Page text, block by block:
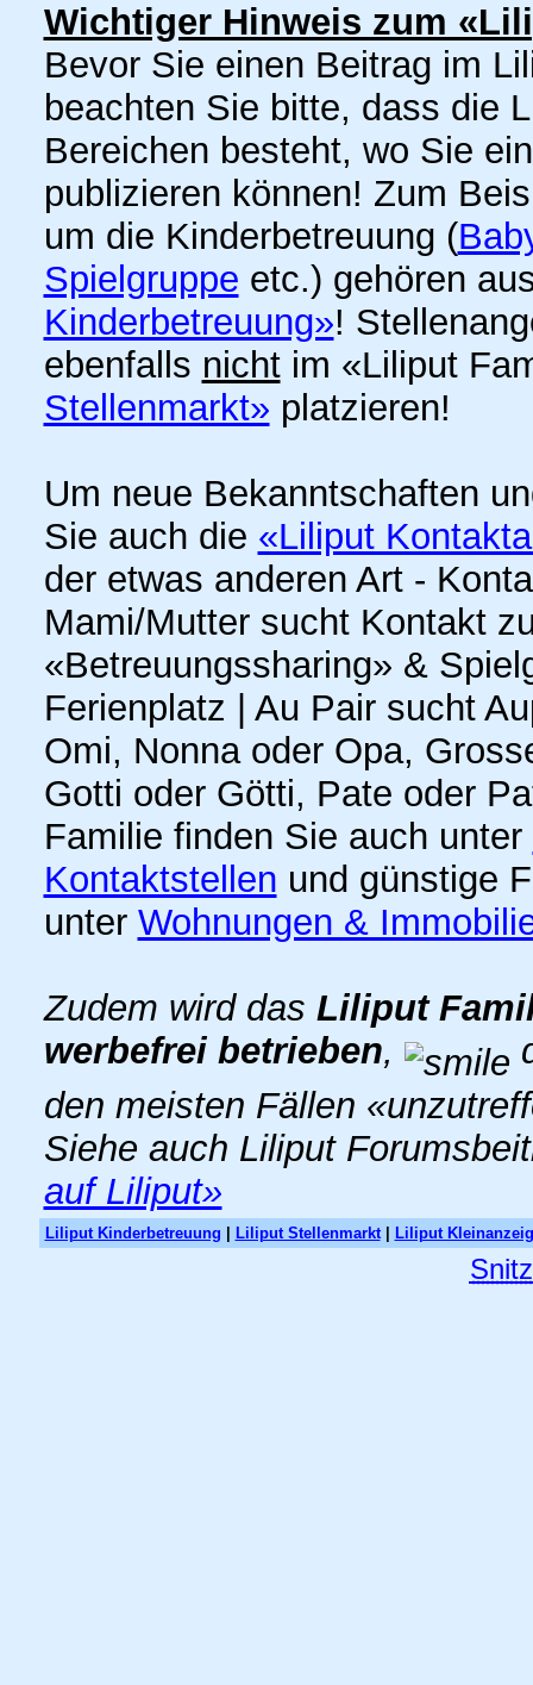
Wichtiger Hinweis zum
Bevor Sie einen Beitrag im
beachten Sie bitte, dass die
Bereichen besteht, wo Sie
publizieren können! Zum
um die Kinderbetreuung (
Spielgruppe etc.) gehören
Kinderbetreuung»!
ebenfalls nichtim «Liliput
Stellenmarkt» platzieren!
Um neue Bekanntschaften
Sie auch die «Liliput
der etwas anderen Art -
Mami/Mutter sucht Kontakt
«Betreuungssharing» &
Ferienplatz | Au Pair sucht
Omi, Nonna oder Opa,
Gotti oder Götti, Pate oder
Familie finden Sie auch unter
Kontaktstellen und günstige
unter Wohnungen &
Zudem wird das Liliput
werbefrei betrieben,
den meisten Fällen
Siehe auch Liliput
auf Liliput»
Liliput Kinderbetreuung Liliput Stellenmarkt| Liliput